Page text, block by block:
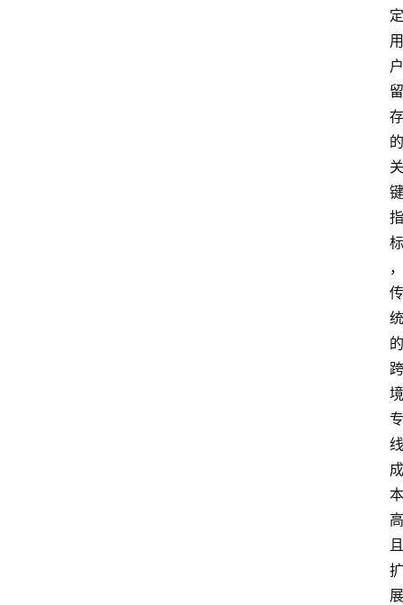
定
用
户
留
存
的
关
键
指
标
，
传
统
的
跨
境
专
线
成
本
高
且
扩
展